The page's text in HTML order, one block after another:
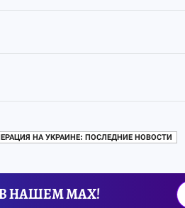
НА УКРАИНЕ: ПОСЛЕДНИЕ НОВОСТИ
НАШЕМ MAX!